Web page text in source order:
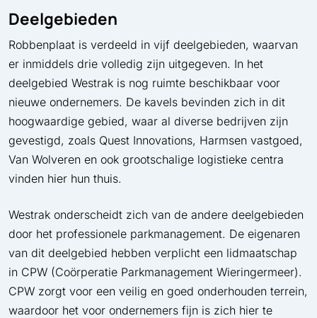
Deelgebieden
Robbenplaat is verdeeld in vijf deelgebieden, waarvan
er inmiddels drie volledig zijn uitgegeven. In het
deelgebied Westrak is nog ruimte beschikbaar voor
nieuwe ondernemers. De kavels bevinden zich in dit
hoogwaardige gebied, waar al diverse bedrijven zijn
gevestigd, zoals Quest Innovations, Harmsen vastgoed,
Van Wolveren en ook grootschalige logistieke centra
vinden hier hun thuis.
Westrak onderscheidt zich van de andere deelgebieden
door het professionele parkmanagement. De eigenaren
van dit deelgebied hebben verplicht een lidmaatschap
in CPW (Coörperatie Parkmanagement Wieringermeer).
CPW zorgt voor een veilig en goed onderhouden terrein,
waardoor het voor ondernemers fijn is zich hier te